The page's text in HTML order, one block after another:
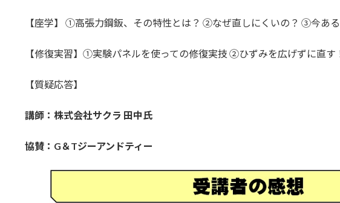
【座学】 ①高張力鋼鈑、その特性とは？ ②なぜ直しにくいの？ ③今
【修復実習】①実験パネルを使っての修復実技 ②ひずみを広げずに直す
【質疑応答】
講師：株式会社サクラ 田中氏
協賛：G＆Tジーアンドティー